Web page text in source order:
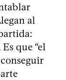
al
que “el